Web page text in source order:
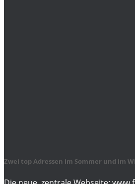
Zwei top Adressen im Sommer und im